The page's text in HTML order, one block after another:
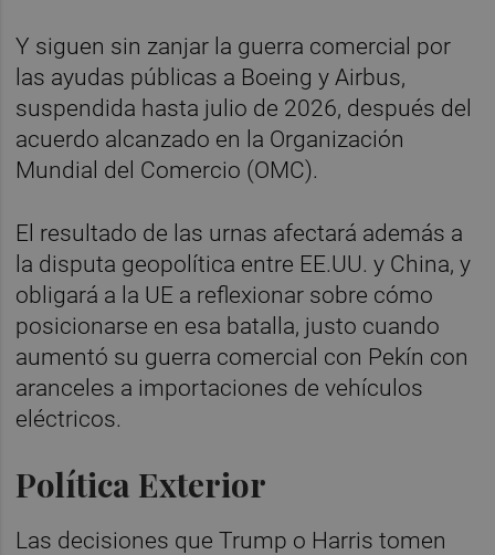
Y siguen sin zanjar la guerra comercial por
las ayudas públicas a Boeing y Airbus,
suspendida hasta julio de 2026, después del
acuerdo alcanzado en la Organización
Mundial del Comercio (OMC).
El resultado de las urnas afectará además a
la disputa geopolítica entre EE.UU. y China, y
obligará a la UE a reflexionar sobre cómo
posicionarse en esa batalla, justo cuando
aumentó su guerra comercial con Pekín con
aranceles a importaciones de vehículos
eléctricos.
Política Exterior
Las decisiones que Trump o Harris tomen